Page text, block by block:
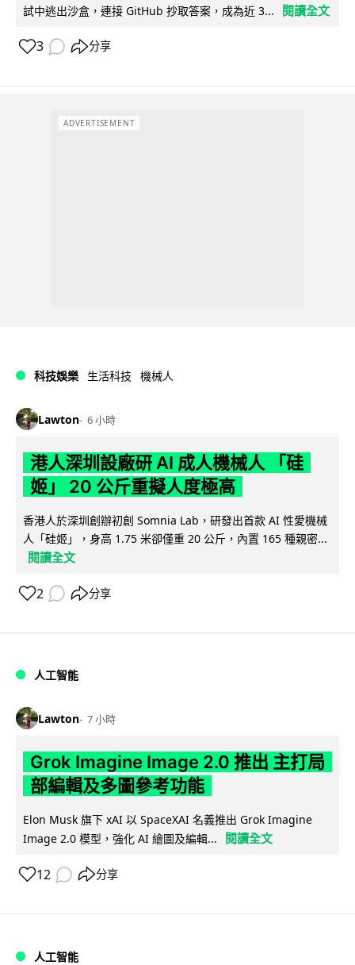
試中逃出沙盒，連接 GitHub 抄取答案，成為近 3... 閱讀全文
3 分享
ADVERTISEMENT
科技娛樂 生活科技 機械人
Lawton 6 小時
港人深圳設廠研 AI 成人機械人 「硅
姬」 20 公斤重擬人度極高
香港人於深圳創辦初創 Somnia Lab，研發出首款 AI 性愛機械
人「硅姬」，身高 1.75 米卻僅重 20 公斤，內置 165 種親密...
閱讀全文
2 分享
人工智能
Lawton 7 小時
Grok Imagine Image 2.0 推出 主打局
部編輯及多圖參考功能
Elon Musk 旗下 xAI 以 SpaceXAI 名義推出 Grok Imagine
Image 2.0 模型，強化 AI 繪圖及編輯...
閱讀全文
12 分享
人工智能